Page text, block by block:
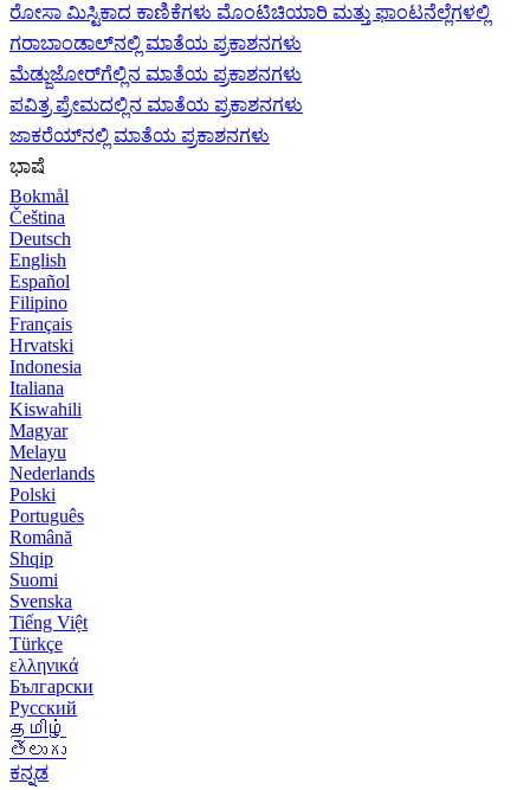
ರೋಸಾ ಮಿಸ್ಟಿಕಾದ ಕಾಣಿಕೆಗಳು ಮೊಂಟಿಚಿಯಾರಿ ಮತ್ತು ಫಾಂಟನೆಲ್ಲೆಗಳಲ್ಲಿ
ಗರಾಬಾಂಡಾಲ್‌ನಲ್ಲಿ ಮಾತೆಯ ಪ್ರಕಾಶನಗಳು
ಮೆಡ್ಜುಜೋರ್‌ಗೆಲ್ಲಿನ ಮಾತೆಯ ಪ್ರಕಾಶನಗಳು
ಪವಿತ್ರ ಪ್ರೇಮದಲ್ಲಿನ ಮಾತೆಯ ಪ್ರಕಾಶನಗಳು
ಜಾಕರೆಯ್‌ನಲ್ಲಿ ಮಾತೆಯ ಪ್ರಕಾಶನಗಳು
ಭಾಷೆ
Bokmål
Čeština
Deutsch
English
Español
Filipino
Français
Hrvatski
Indonesia
Italiana
Kiswahili
Magyar
Melayu
Nederlands
Polski
Português
Română
Shqip
Suomi
Svenska
Tiếng Việt
Türkçe
ελληνικά
Български
Русский
தமிழ்
తెలుగు
ಕನ್ನಡ